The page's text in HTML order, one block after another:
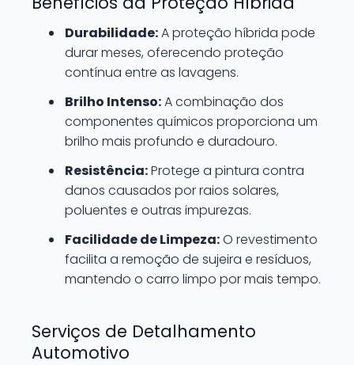
Durabilidade:A proteção híbrida pode
durar meses, oferecendo proteção
contínua entre as lavagens.
Brilho Intenso:A combinação dos
componentes químicos proporciona um
brilho mais profundo e duradouro.
Resistência:Protege a pintura contra
danos causados por raios solares,
poluentes e outras impurezas.
Facilidade de Limpeza:O revestimento
facilita a remoção de sujeira e resíduos,
mantendo o carro limpo por mais tempo.
Serviços de Detalhamento
Automotivo